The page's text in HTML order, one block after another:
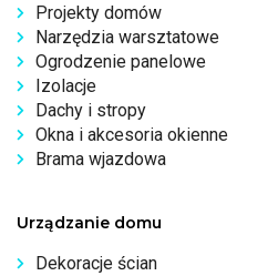
Projekty domów
Narzędzia warsztatowe
Ogrodzenie panelowe
Izolacje
Dachy i stropy
Okna i akcesoria okienne
Brama wjazdowa
Urządzanie domu
Dekoracje ścian